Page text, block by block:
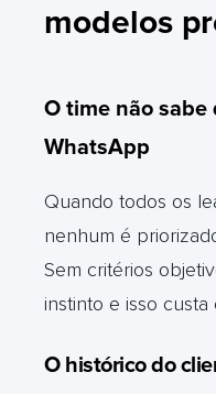
modelos
O time não
WhatsApp
Quando todos os
nenhum é
Sem critérios
instinto e isso custa
O histórico do